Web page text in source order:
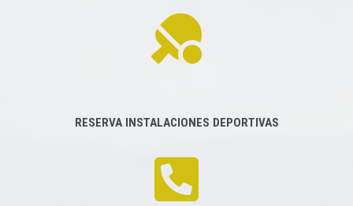
RESERVA INSTALACIONES DEPORTIVAS